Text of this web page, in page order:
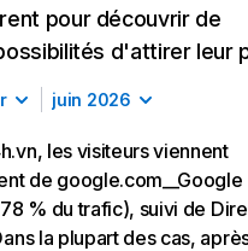
pour découvrir de
d'attirer leur
juin 2026
les visiteurs viennent
de google.com__Google
% du trafic), suivi de
la plupart des cas,